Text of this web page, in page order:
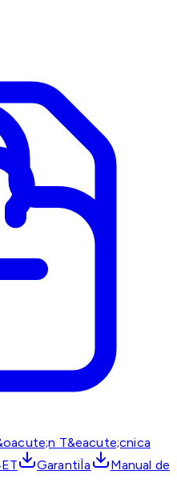
T&eacute;cnica
GarantiÌa
Manual de